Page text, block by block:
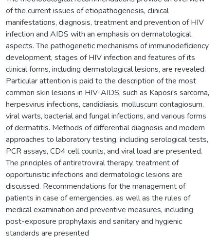
of the current issues of etiopathogenesis, clinical
manifestations, diagnosis, treatment and prevention of HIV
infection and AIDS with an emphasis on dermatological
aspects. The pathogenetic mechanisms of immunodeficiency
development, stages of HIV infection and features of its
clinical forms, including dermatological lesions, are revealed.
Particular attention is paid to the description of the most
common skin lesions in HIV-AIDS, such as Kaposi's sarcoma,
herpesvirus infections, candidiasis, molluscum contagiosum,
viral warts, bacterial and fungal infections, and various forms
of dermatitis. Methods of differential diagnosis and modern
approaches to laboratory testing, including serological tests,
PCR assays, CD4 cell counts, and viral load are presented.
The principles of antiretroviral therapy, treatment of
opportunistic infections and dermatologic lesions are
discussed. Recommendations for the management of
patients in case of emergencies, as well as the rules of
medical examination and preventive measures, including
post-exposure prophylaxis and sanitary and hygienic
standards are presented